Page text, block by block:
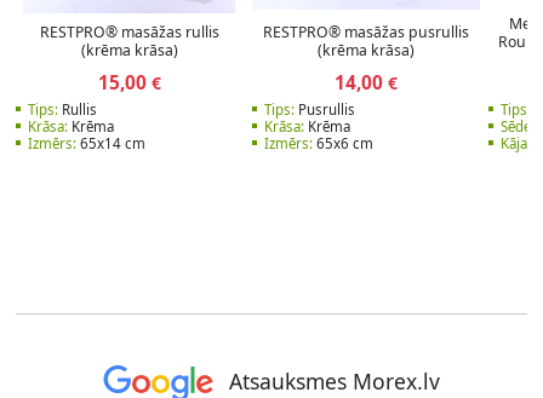
RESTPRO® masāžas rullis
(krēma krāsa)
15,00€
Tips:Rullis
Krāsa:Krēma
Izmērs:65x14 cm
RESTPRO® masāžas pusrullis
(krēma krāsa)
14,00€
Tips:Pusrullis
Krāsa:Krēma
Izmērs:65x6 cm
Tips:
Kāja:
Atsauksmes Morex.lv